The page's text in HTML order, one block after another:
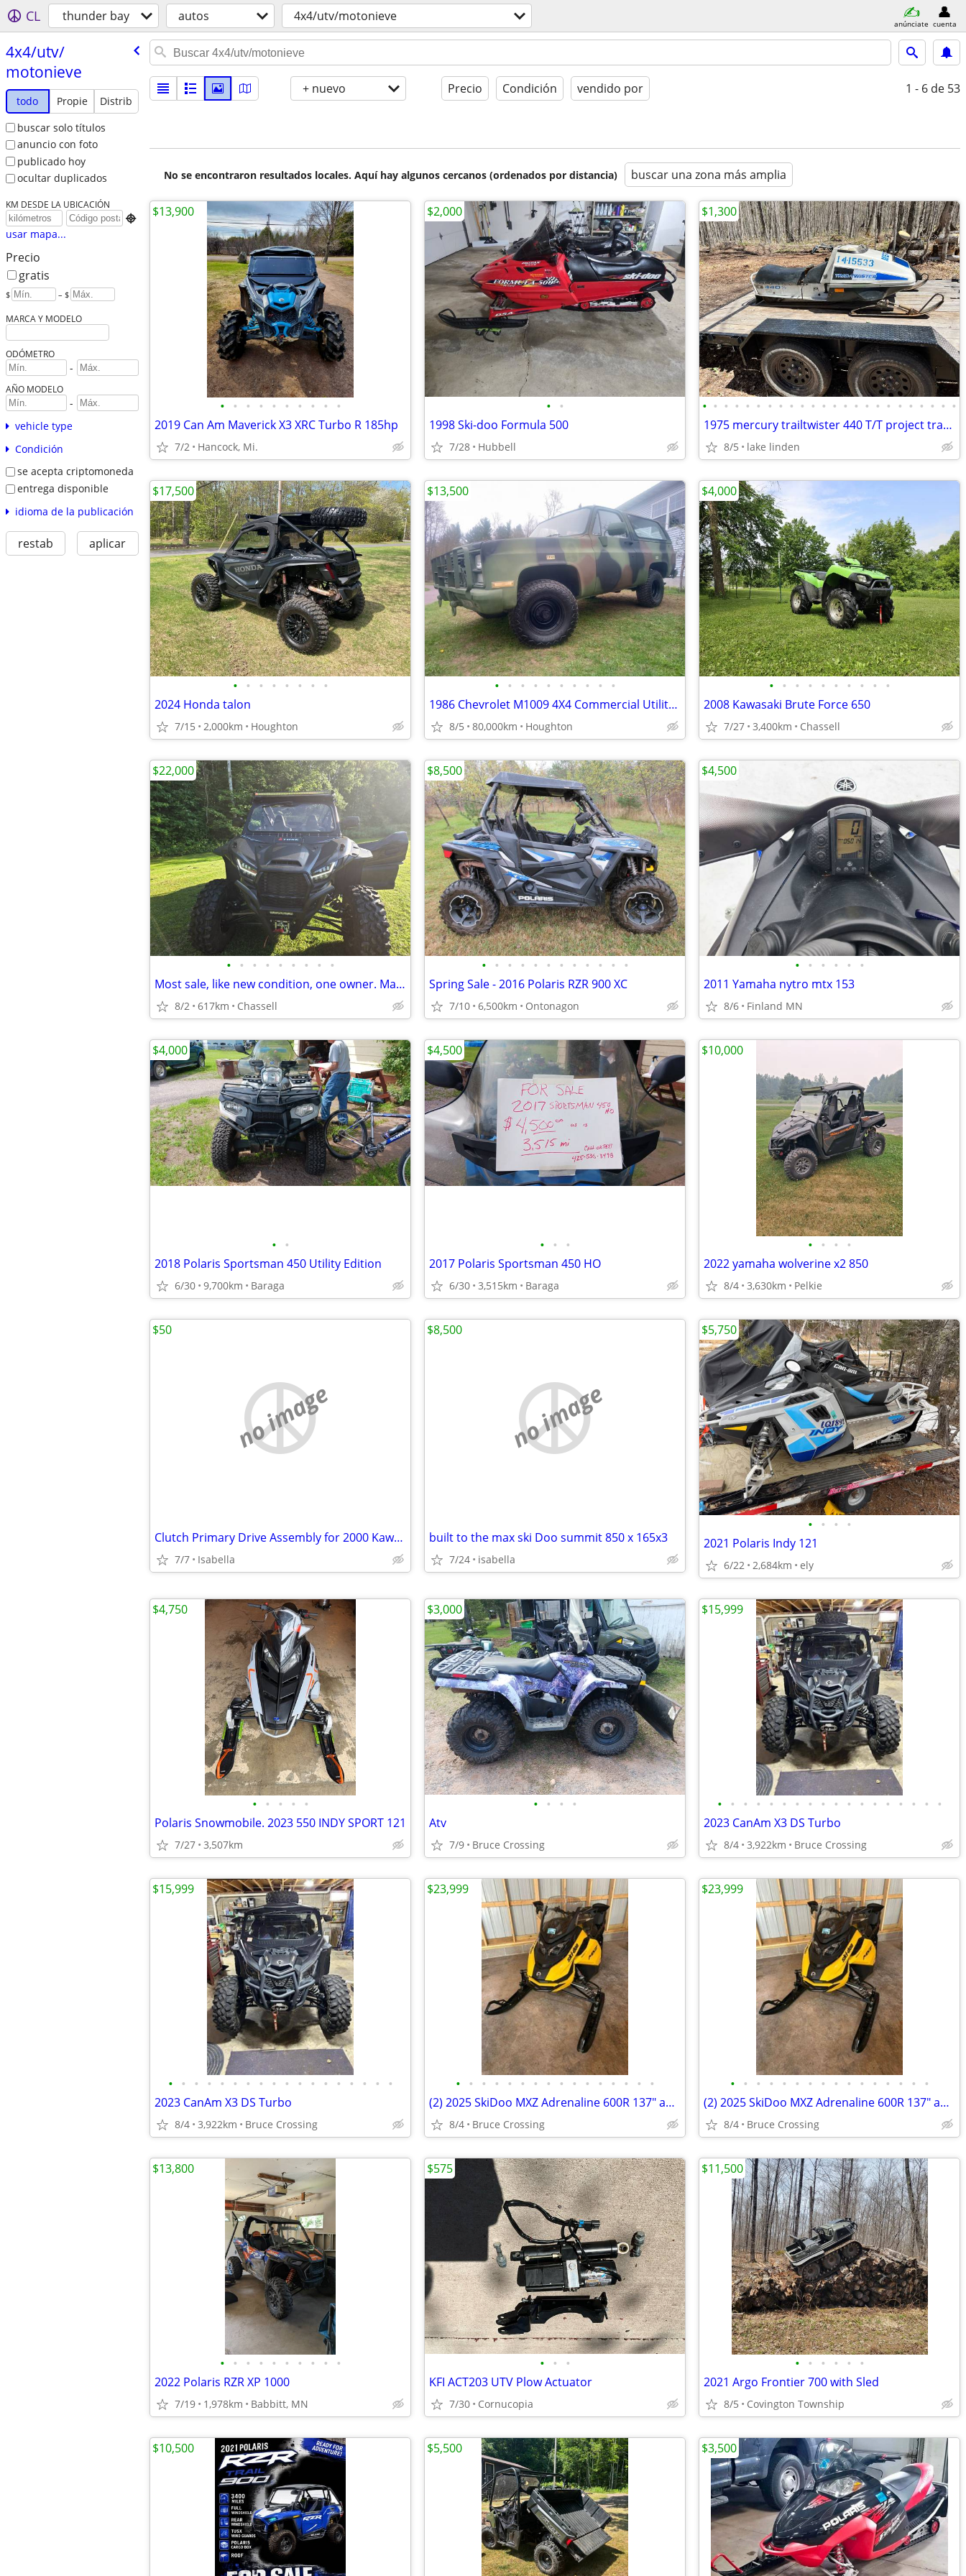
CL thunder bay autos 4x4/utv/motonieve anúnciate cuenta
4x4/​utv/​
motonieve
todo Propie
Distrib
buscar solo títulos
anuncio con foto
publicado hoy
ocultar duplicados
KM DESDE LA UBICACIÓN

usar mapa...
Precio
gratis
$ – $
MARCA Y MODELO
ODÓMETRO
-
AÑO MODELO
-
vehicle type
Condición
se acepta criptomoneda
entrega disponible
idioma de la publicación
restab aplicar
+ nuevo Precio Condición vendido por 1 - 6 de 53
No se encontraron resultados locales. Aquí hay algunos cercanos (ordenados por distancia) buscar una zona más amplia
• • • • • • • • • •
2019 Can Am Maverick X3 XRC Turbo R 185hp
7/2 Hancock, Mi.
$13,900
• •
1998 Ski-doo Formula 500
7/28 Hubbell
$2,000
• • • • • • • • • • • • • • • • • • • • • • • •
1975 mercury trailtwister 440 T/T project trade
8/5 lake linden
$1,300
• • • • • • • •
2024 Honda talon
7/15 2,000km Houghton
$17,500
• • • • • • • • • •
1986 Chevrolet M1009 4X4 Commercial Utility Cargo Vehicle
8/5 80,000km Houghton
$13,500
• • • • • • • • • •
2008 Kawasaki Brute Force 650
7/27 3,400km Chassell
$4,000
• • • • • • • • •
Most sale, like new condition, one owner. Many add ons
8/2 617km Chassell
$22,000
• • • • • • • • • • • •
Spring Sale - 2016 Polaris RZR 900 XC
7/10 6,500km Ontonagon
$8,500
• • • • • •
2011 Yamaha nytro mtx 153
8/6 Finland MN
$4,500
• •
2018 Polaris Sportsman 450 Utility Edition
6/30 9,700km Baraga
$4,000
• • •
2017 Polaris Sportsman 450 HO
6/30 3,515km Baraga
$4,500
• • • •
2022 yamaha wolverine x2 850
8/4 3,630km Pelkie
$10,000
no image
Clutch Primary Drive Assembly for 2000 Kawasaki Mule 2510, Type KAF620
7/7 Isabella
$50
no image
built to the max ski Doo summit 850 x 165x3
7/24 isabella
$8,500
• • • •
2021 Polaris Indy 121
6/22 2,684km ely
$5,750
• • • • •
Polaris Snowmobile. 2023 550 INDY SPORT 121
7/27 3,507km
$4,750
• • • •
Atv
7/9 Bruce Crossing
$3,000
• • • • • • • • • • • • • • • • • •
2023 CanAm X3 DS Turbo
8/4 3,922km Bruce Crossing
$15,999
• • • • • • • • • • • • • • • • • •
2023 CanAm X3 DS Turbo
8/4 3,922km Bruce Crossing
$15,999
• • • • • • • • • • • • • • • •
(2) 2025 SkiDoo MXZ Adrenaline 600R 137" and Sno Pro Trailer
8/4 Bruce Crossing
$23,999
• • • • • • • • • • • • • • • •
(2) 2025 SkiDoo MXZ Adrenaline 600R 137" and Sno Pro Trailer
8/4 Bruce Crossing
$23,999
• • • • • • • • • •
2022 Polaris RZR XP 1000
7/19 1,978km Babbitt, MN
$13,800
• • •
KFI ACT203 UTV Plow Actuator
7/30 Cornucopia
$575
• • • • • •
2021 Argo Frontier 700 with Sled
8/5 Covington Township
$11,500
$10,500 $5,500 $3,500